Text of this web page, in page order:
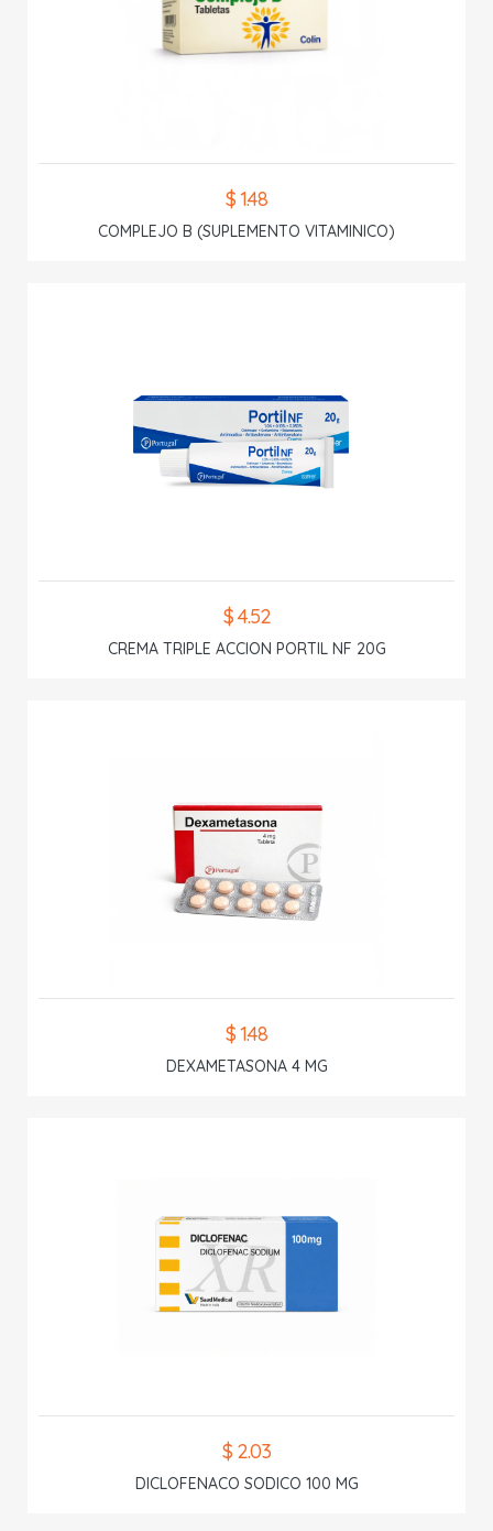
$ 1.48
COMPLEJO B (SUPLEMENTO VITAMINICO)
$ 4.52
CREMA TRIPLE ACCION PORTIL NF 20G
$ 1.48
DEXAMETASONA 4 MG
$ 2.03
DICLOFENACO SODICO 100 MG